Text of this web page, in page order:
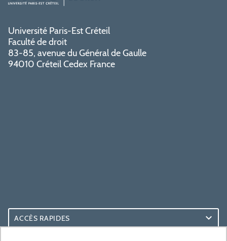
Université Paris-Est Créteil
Faculté de droit
83-85, avenue du Général de Gaulle
94010 Créteil Cedex France
ACCÈS RAPIDES